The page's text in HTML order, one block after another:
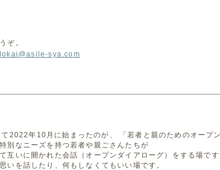
ぞ。
sya.com
2022年10月に始まったのが、 「若者と親のためのオープ
別なニーズを持つ若者や親ごさんたちが
互いに開かれた会話（オープンダイアローグ）をする場です
いを話したり、何もしなくてもいい場です。